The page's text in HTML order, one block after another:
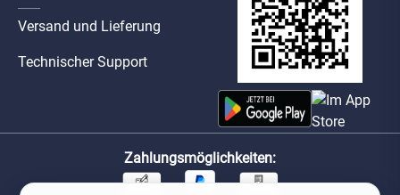
Versand und Lieferung
Technischer Support
Zahlungsmöglichkeiten: